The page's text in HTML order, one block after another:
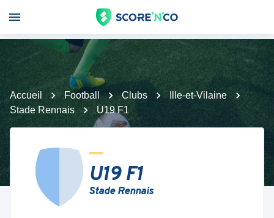
Accueil Football Clubs
Ille-et-Vilaine
Stade Rennais
U19 F1
U19 F1
Stade Rennais